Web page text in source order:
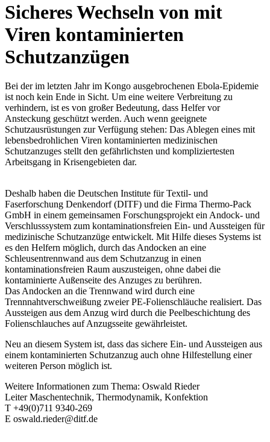
Sicheres Wechseln von mit
Viren kontaminierten
Schutzanzügen
Bei der im letzten Jahr im Kongo ausgebrochenen Ebola-Epidemie
ist noch kein Ende in Sicht. Um eine weitere Verbreitung zu
verhindern, ist es von großer Bedeutung, dass Helfer vor
Ansteckung geschützt werden. Auch wenn geeignete
Schutzausrüstungen zur Verfügung stehen: Das Ablegen eines mit
lebensbedrohlichen Viren kontaminierten medizinischen
Schutzanzuges stellt den gefährlichsten und kompliziertesten
Arbeitsgang in Krisengebieten dar.
Deshalb haben die Deutschen Institute für Textil- und
Faserforschung Denkendorf (DITF) und die Firma Thermo-Pack
GmbH in einem gemeinsamen Forschungsprojekt ein Andock- und
Verschlusssystem zum kontaminationsfreien Ein- und Aussteigen für
medizinische Schutzanzüge entwickelt. Mit Hilfe dieses Systems ist
es den Helfern möglich, durch das Andocken an eine
Schleusentrennwand aus dem Schutzanzug in einen
kontaminationsfreien Raum auszusteigen, ohne dabei die
kontaminierte Außenseite des Anzuges zu berühren.
Das Andocken an die Trennwand wird durch eine
Trennnahtverschweißung zweier PE-Folienschläuche realisiert. Das
Aussteigen aus dem Anzug wird durch die Peelbeschichtung des
Folienschlauches auf Anzugsseite gewährleistet.
Neu an diesem System ist, dass das sichere Ein- und Aussteigen aus
einem kontaminierten Schutzanzug auch ohne Hilfestellung einer
weiteren Person möglich ist.
Weitere Informationen zum Thema: Oswald Rieder
Leiter Maschentechnik, Thermodynamik, Konfektion
T +49(0)711 9340-269
E oswald.rieder@ditf.de